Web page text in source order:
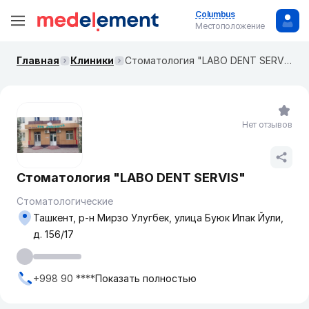
Columbus
Местоположение
Главная Клиники Стоматология "LABO DENT SERVIS"
Стоматология "LABO DENT SERVIS"
Стоматологические
Ташкент, р-н Мирзо Улугбек, улица Буюк Ипак Йули,
д. 156/17
+998 90 ****Показать полностью
Нет отзывов